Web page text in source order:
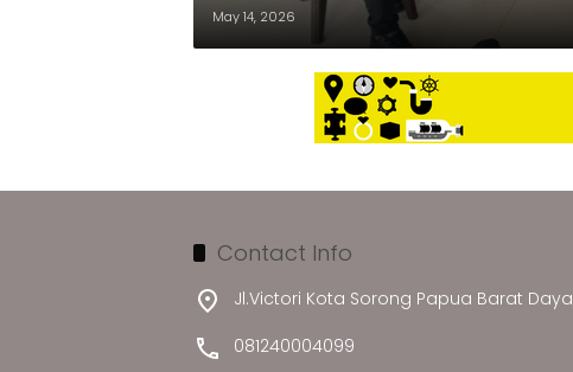
May 14, 2026
Contact Info
Jl.Victori Kota Sorong Papua Barat Daya
081240004099